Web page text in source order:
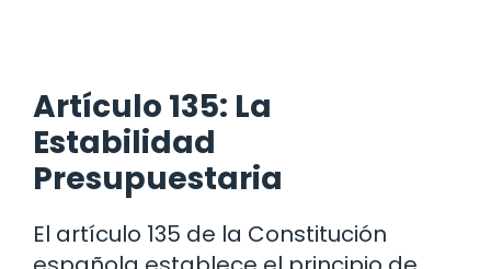
Artículo 135: La
Estabilidad
Presupuestaria
El artículo 135 de la Constitución